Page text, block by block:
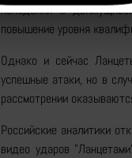
попадания в
повышение уровня
Однако и сейчас
успешные атаки, но в
рассмотрении
Российские аналитики
видео ударов